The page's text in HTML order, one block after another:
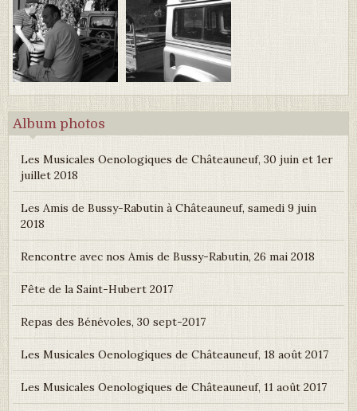
Album photos
Les Musicales Oenologiques de Châteauneuf, 30 juin et 1er
juillet 2018
Les Amis de Bussy-Rabutin à Châteauneuf, samedi 9 juin
2018
Rencontre avec nos Amis de Bussy-Rabutin, 26 mai 2018
Fête de la Saint-Hubert 2017
Repas des Bénévoles, 30 sept-2017
Les Musicales Oenologiques de Châteauneuf, 18 août 2017
Les Musicales Oenologiques de Châteauneuf, 11 août 2017